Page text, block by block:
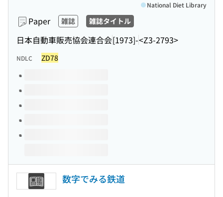
Paper 雑誌 雑誌タイトル
日本自動車販売協会連合会[1973]-<Z3-2793>
National Diet Library
NDLC ZD78
Volumes of this title
数字でみる鉄道